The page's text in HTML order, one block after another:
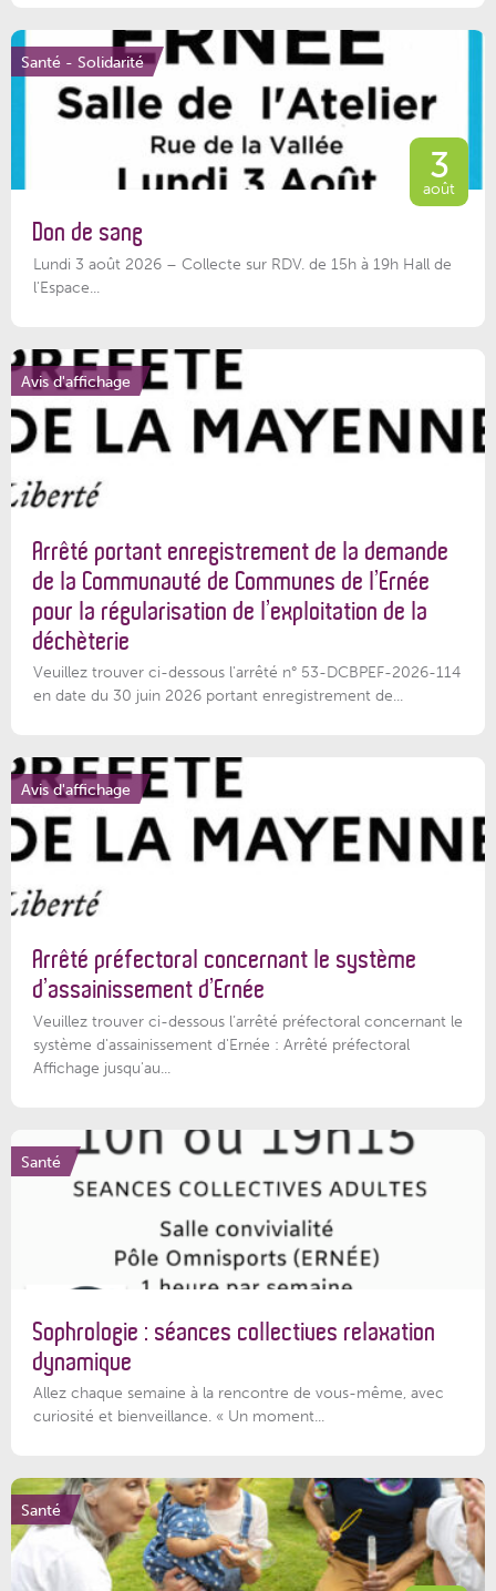
Santé - Solidarité
3
août
Don de sang
Lundi 3 août 2026 – Collecte sur RDV. de 15h à 19h Hall de
l'Espace...
Avis d'affichage
Arrêté portant enregistrement de la demande
de la Communauté de Communes de l’Ernée
pour la régularisation de l’exploitation de la
déchèterie
Veuillez trouver ci-dessous l'arrêté n° 53-DCBPEF-2026-114
en date du 30 juin 2026 portant enregistrement de...
Avis d'affichage
Arrêté préfectoral concernant le système
d’assainissement d’Ernée
Veuillez trouver ci-dessous l’arrêté préfectoral concernant le
système d'assainissement d'Ernée : Arrêté préfectoral
Affichage jusqu'au...
Santé
Sophrologie : séances collectives relaxation
dynamique
Allez chaque semaine à la rencontre de vous-même, avec
curiosité et bienveillance. « Un moment...
Santé